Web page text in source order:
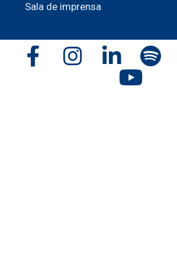
Sala de imprensa